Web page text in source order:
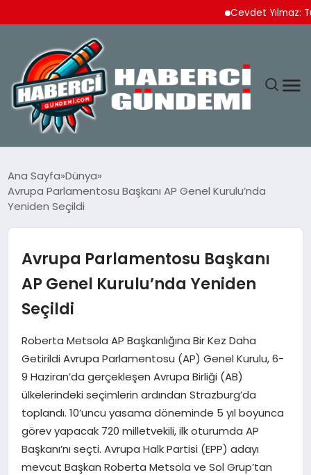
Cevdet Yılmaz:
YAŞAM
EKONOMI
DÜNYA
MAGAZIN
EĞITIM
SAĞLIK
TEKNOLOJI
Ana Sayfa Dünya
Avrupa Parlamentosu Başkanı AP Genel Kurulu’nda
Yeniden Seçildi
Avrupa Parlamentosu Başkanı
AP Genel Kurulu’nda Yeniden
Seçildi
Roberta Metsola AP Başkanlığına Bir Kez Daha
Getirildi Avrupa Parlamentosu (AP) Genel Kurulu, 6-
9 Haziran’da gerçekleşen Avrupa Birliği (AB)
ülkelerindeki seçimlerin ardından Strazburg’da
toplandı. 10’uncu yasama döneminde 5 yıl boyunca
görev yapacak 720 milletvekili, ilk oturumda AP
Başkanı’nı seçti. Avrupa Halk Partisi (EPP) adayı
mevcut Başkan Roberta Metsola ve Sol Grup’tan